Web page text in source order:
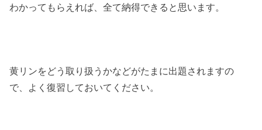
わかってもらえれば、全て納得できると思います。
黄リンをどう取り扱うかなどがたまに出題されますの
で、よく復習しておいてください。